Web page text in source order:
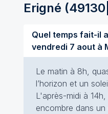
Erigné (
Quel temps fait-il
vendredi 7
Le matin à 8h,
l’horizon et un
L'après-midi à
encombre dans